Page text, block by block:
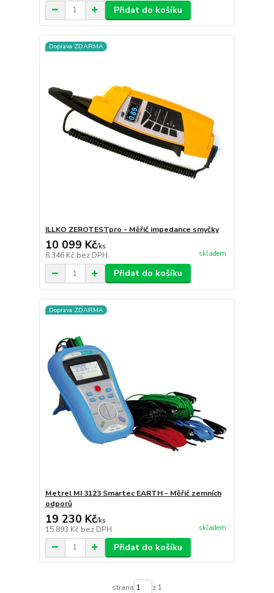
Přidat do košíku
Doprava ZDARMA
ILLKO ZEROTESTpro - Měřič impedance smyčky
10 099 Kč/ks
8 346 Kč bez DPH skladem
Přidat do košíku
Doprava ZDARMA
Metrel MI 3123 Smartec EARTH - Měřič zemních
odporů
19 230 Kč/ks
15 893 Kč bez DPH skladem
Přidat do košíku
strana z 1